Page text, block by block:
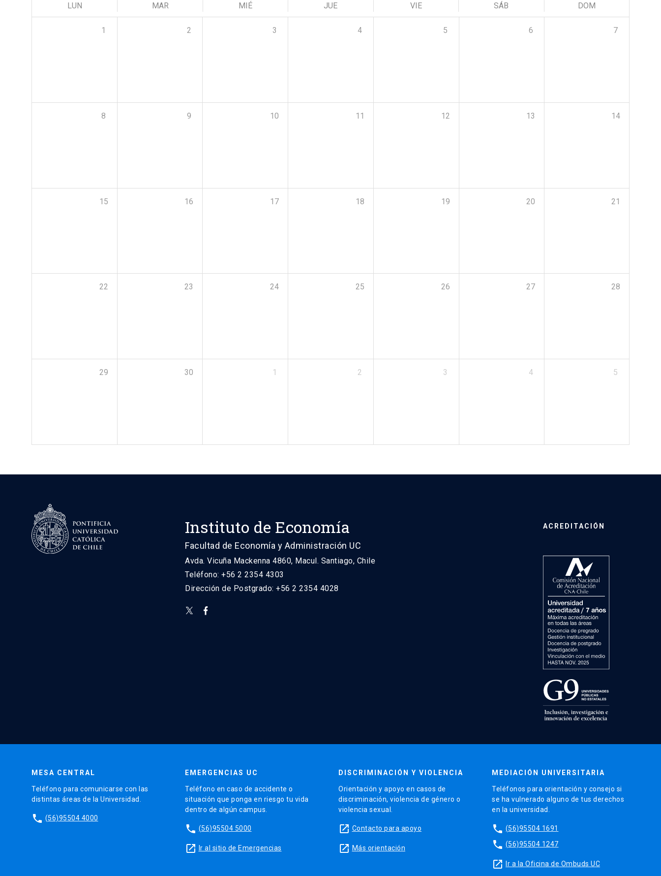
LUN MAR MIÉ JUE VIE SÁB DOM
1 2 3 4 5 6 7
8 9 10 11 12 13 14
15 16 17 18 19 20 21
22 23 24 25 26 27 28
29 30 1 2 3 4 5
Instituto de Economía
Facultad de Economía y Administración UC
Avda. Vicuña Mackenna 4860, Macul. Santiago, Chile
Teléfono: +56 2 2354 4303
Dirección de Postgrado: +56 2 2354 4028
ACREDITACIÓN
MESA CENTRAL
Teléfono para comunicarse con las
distintas áreas de la Universidad.
phone (56)95504 4000
EMERGENCIAS UC
Teléfono en caso de accidente o
situación que ponga en riesgo tu vida
dentro de algún campus.
phone (56)95504 5000
launch Ir al sitio de Emergencias
DISCRIMINACIÓN Y VIOLENCIA
Orientación y apoyo en casos de
discriminación, violencia de género o
violencia sexual.
launch Contacto para apoyo
launch Más orientación
MEDIACIÓN UNIVERSITARIA
Teléfonos para orientación y consejo si
se ha vulnerado alguno de tus derechos
en la universidad.
phone (56)95504 1691
phone (56)95504 1247
launch Ir a la Oficina de Ombuds UC